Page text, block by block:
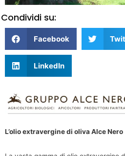
Condividi su:
Facebook
LinkedIn
L’olio extravergine di oliva Alce Nero